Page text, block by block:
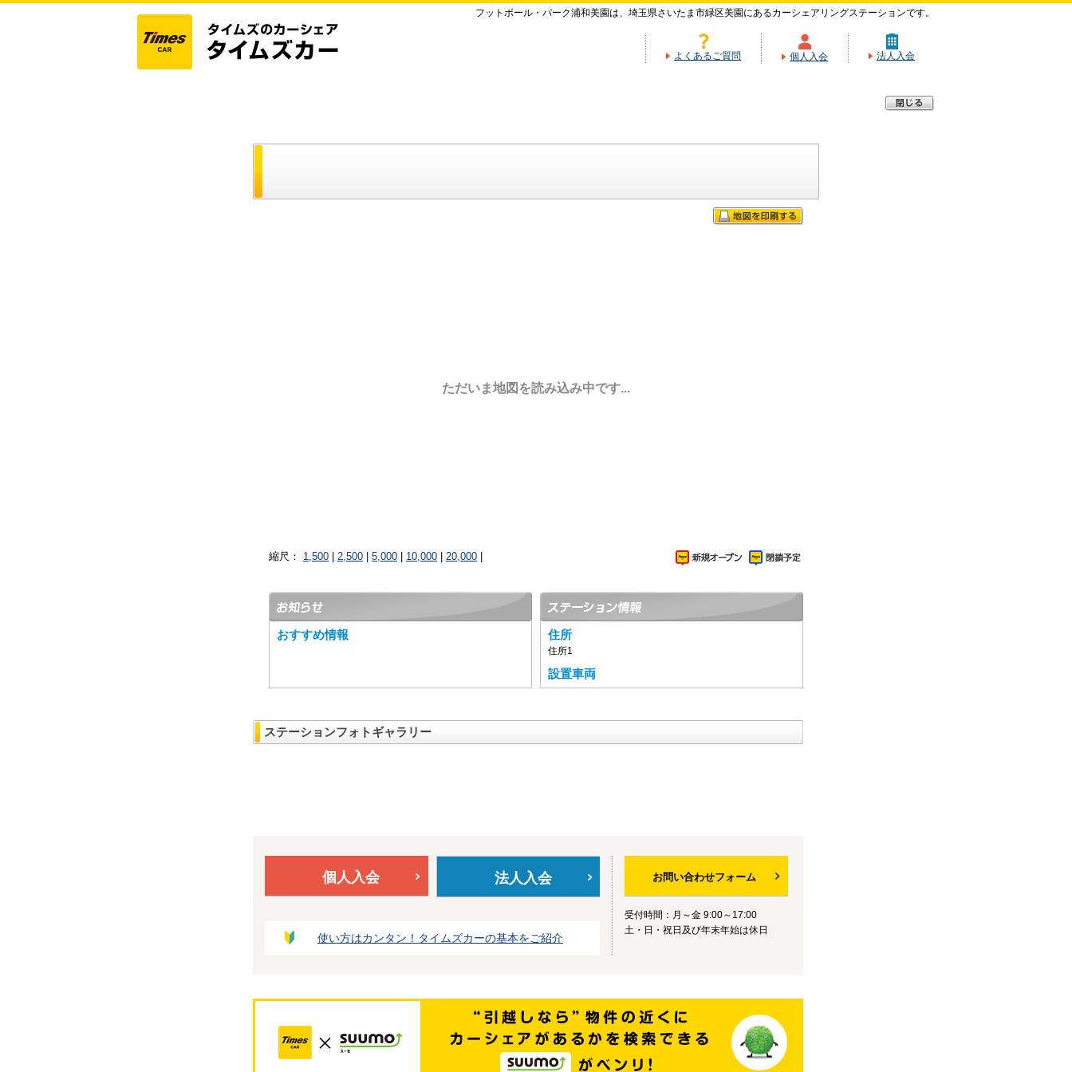
フットボール・パーク浦和美園は、埼玉県さいたま市緑区美園にあるカーシェアリングステーションです。
よくあるご質問 個人入会 法人入会
ただいま地図を読み込み中です...
縮尺： 1,500 2,500 5,000 10,000 20,000
おすすめ情報 住所
住所1
設置車両
ステーションフォトギャラリー
個人入会 法人入会
使い方はカンタン！タイムズカーの基本をご紹介
お問い合わせフォーム
受付時間：月～金 9:00～17:00
土・日・祝日及び年末年始は休日